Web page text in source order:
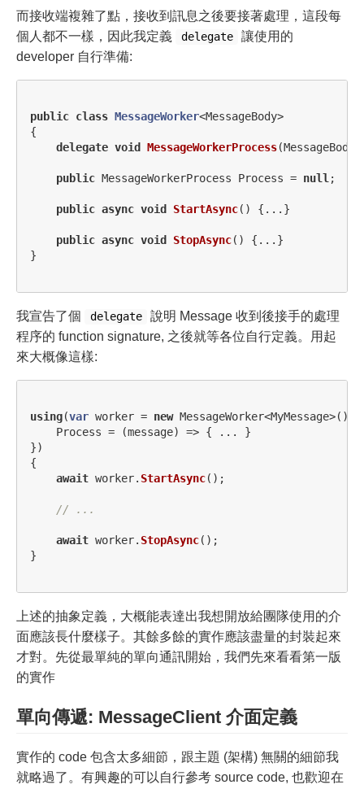
而接收端複雜了點，接收到訊息之後要接著處理，這段每
個人都不一樣，因此我定義
delegate
讓使用的
developer 自行準備:
public class MessageWorker<MessageBody>
{
delegate void MessageWorkerProcess(MessageBody
public MessageWorkerProcess Process = null;
public async void StartAsync() {...}
public async void StopAsync()
{...}
}
我宣告了個 delegate
說明 Message 收到後接手的處理
程序的 function signature, 之後就等各位自行定義。用起
來大概像這樣:
using(var worker = new MessageWorker<MyMessage>()
Process = (message) => { ...
}
})
{
await worker. StartAsync();
// ...
await worker. StopAsync();
}
上述的抽象定義，大概能表達出我想開放給團隊使用的介
面應該長什麼樣子。其餘多餘的實作應該盡量的封裝起來
才對。先從最單純的單向通訊開始，我們先來看看第一版
的實作
單向傳遞: MessageClient 介面定義
實作的 code 包含太多細節，跟主題 (架構) 無關的細節我
就略過了。有興趣的可以自行參考 source code, 也歡迎在